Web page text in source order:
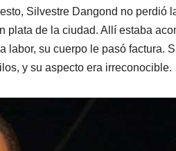
Silvestre Dangond no perdió
plata de la ciudad. Allí estaba
labor, su cuerpo le pasó factura.
y su aspecto era irreconocible.